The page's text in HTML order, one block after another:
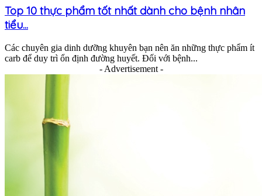
Top 10 thực phẩm tốt nhất dành cho bệnh nhân
tiểu...
Các chuyên gia dinh dưỡng khuyên bạn nên ăn những thực phẩm ít
carb để duy trì ổn định đường huyết. Đối với bệnh...
- Advertisement -